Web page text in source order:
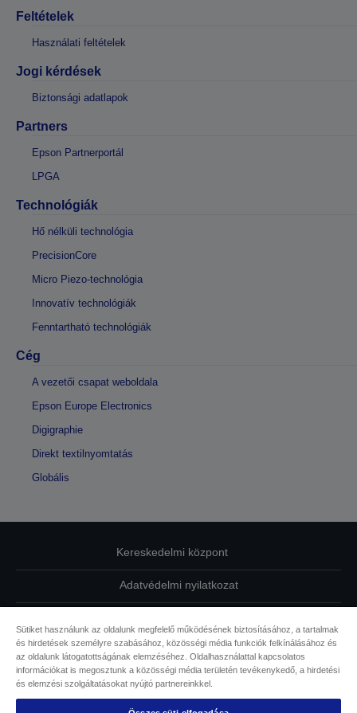
Feltételek
Használati feltételek
Jogi kérdések
Biztonsági adatlapok
Partners
Epson Partnerportál
LPGA
Technológiák
Hő nélküli technológia
PrecisionCore
Micro Piezo-technológia
Innovatív technológiák
Fenntartható technológiák
Cég
A vezetői csapat weboldala
Epson Europe Electronics
Digigraphie
Direkt textilnyomtatás
Globális
Kereskedelmi központ
Adatvédelmi nyilatkozat
Kapcsolatfelvétel
Sütikkel kapcsolatos információk
Sütiket használunk az oldalunk megfelelő működésének biztosításához, a tartalmak
és hirdetések személyre szabásához, közösségi média funkciók felkínálásához és
az oldalunk látogatottságának elemzéséhez. Oldalhasználattal kapcsolatos
információkat is megosztunk a közösségi média területén tevékenykedő, a hirdetési
és elemzési szolgáltatásokat nyújtó partnereinkkel.